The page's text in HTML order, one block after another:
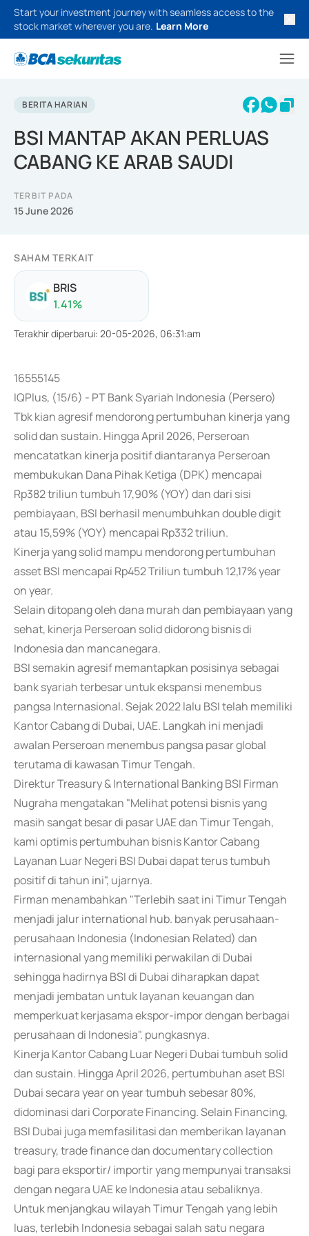
Start your investment journey with seamless access to the
stock market wherever you are. Learn More
BERITA HARIAN
BSI MANTAP AKAN PERLUAS
CABANG KE ARAB SAUDI
TERBIT PADA
15 June 2026
SAHAM TERKAIT
BRIS
1.41%
Terakhir diperbarui: 20-05-2026, 06:31:am
16555145
IQPlus, (15/6) - PT Bank Syariah Indonesia (Persero)
Tbk kian agresif mendorong pertumbuhan kinerja yang
solid dan sustain. Hingga April 2026, Perseroan
mencatatkan kinerja positif diantaranya Perseroan
membukukan Dana Pihak Ketiga (DPK) mencapai
Rp382 triliun tumbuh 17,90% (YOY) dan dari sisi
pembiayaan, BSI berhasil menumbuhkan double digit
atau 15,59% (YOY) mencapai Rp332 triliun.
Kinerja yang solid mampu mendorong pertumbuhan
asset BSI mencapai Rp452 Triliun tumbuh 12,17% year
on year.
Selain ditopang oleh dana murah dan pembiayaan yang
sehat, kinerja Perseroan solid didorong bisnis di
Indonesia dan mancanegara.
BSI semakin agresif memantapkan posisinya sebagai
bank syariah terbesar untuk ekspansi menembus
pangsa Internasional. Sejak 2022 lalu BSI telah memiliki
Kantor Cabang di Dubai, UAE. Langkah ini menjadi
awalan Perseroan menembus pangsa pasar global
terutama di kawasan Timur Tengah.
Direktur Treasury & International Banking BSI Firman
Nugraha mengatakan "Melihat potensi bisnis yang
masih sangat besar di pasar UAE dan Timur Tengah,
kami optimis pertumbuhan bisnis Kantor Cabang
Layanan Luar Negeri BSI Dubai dapat terus tumbuh
positif di tahun ini", ujarnya.
Firman menambahkan "Terlebih saat ini Timur Tengah
menjadi jalur international hub. banyak perusahaan-
perusahaan Indonesia (Indonesian Related) dan
internasional yang memiliki perwakilan di Dubai
sehingga hadirnya BSI di Dubai diharapkan dapat
menjadi jembatan untuk layanan keuangan dan
memperkuat kerjasama ekspor-impor dengan berbagai
perusahaan di Indonesia". pungkasnya.
Kinerja Kantor Cabang Luar Negeri Dubai tumbuh solid
dan sustain. Hingga April 2026, pertumbuhan aset BSI
Dubai secara year on year tumbuh sebesar 80%,
didominasi dari Corporate Financing. Selain Financing,
BSI Dubai juga memfasilitasi dan memberikan layanan
treasury, trade finance dan documentary collection
bagi para eksportir/ importir yang mempunyai transaksi
dengan negara UAE ke Indonesia atau sebaliknya.
Untuk menjangkau wilayah Timur Tengah yang lebih
luas, terlebih Indonesia sebagai salah satu negara